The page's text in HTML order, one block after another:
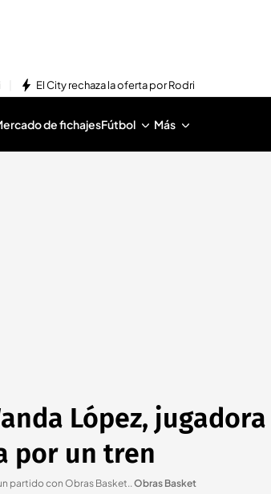
El City rechaza la oferta por Rodri
de fichajesFútbol Más
López,
por un tren
partido con Obras Basket..Obras Basket